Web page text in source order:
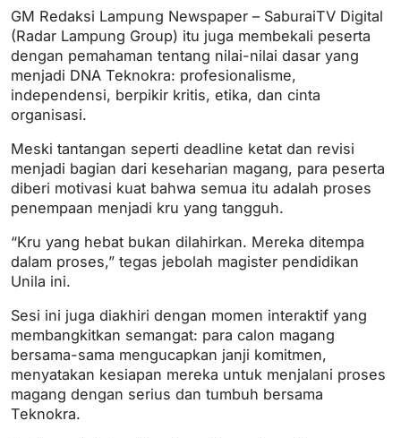
GM Redaksi Lampung Newspaper – SaburaiTV Digital
(Radar Lampung Group) itu juga membekali peserta
dengan pemahaman tentang nilai-nilai dasar yang
menjadi DNA Teknokra: profesionalisme,
independensi, berpikir kritis, etika, dan cinta
organisasi.
Meski tantangan seperti deadline ketat dan revisi
menjadi bagian dari keseharian magang, para peserta
diberi motivasi kuat bahwa semua itu adalah proses
penempaan menjadi kru yang tangguh.
“Kru yang hebat bukan dilahirkan. Mereka ditempa
dalam proses,” tegas jebolah magister pendidikan
Unila ini.
Sesi ini juga diakhiri dengan momen interaktif yang
membangkitkan semangat: para calon magang
bersama-sama mengucapkan janji komitmen,
menyatakan kesiapan mereka untuk menjalani proses
magang dengan serius dan tumbuh bersama
Teknokra.